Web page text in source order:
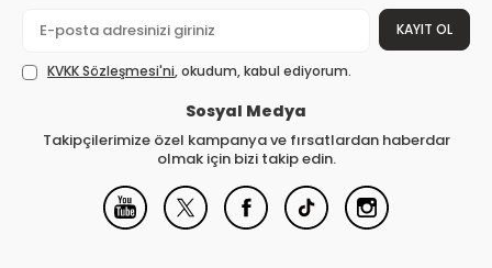
KAYIT OL
KVKK Sözleşmesi'ni, okudum, kabul ediyorum.
Sosyal Medya
Takipçilerimize özel kampanya ve fırsatlardan haberdar
olmak için bizi takip edin.